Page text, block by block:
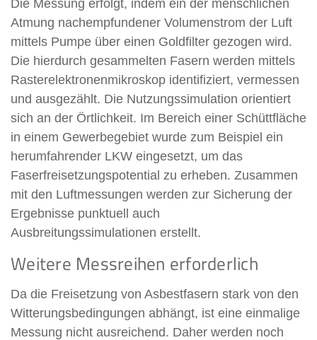
Die Messung erfolgt, indem ein der menschlichen
Atmung nachempfundener Volumenstrom der Luft
mittels Pumpe über einen Goldfilter gezogen wird.
Die hierdurch gesammelten Fasern werden mittels
Rasterelektronenmikroskop identifiziert, vermessen
und ausgezählt. Die Nutzungssimulation orientiert
sich an der Örtlichkeit. Im Bereich einer Schüttfläche
in einem Gewerbegebiet wurde zum Beispiel ein
herumfahrender LKW eingesetzt, um das
Faserfreisetzungspotential zu erheben. Zusammen
mit den Luftmessungen werden zur Sicherung der
Ergebnisse punktuell auch
Ausbreitungssimulationen erstellt.
Weitere Messreihen erforderlich
Da die Freisetzung von Asbestfasern stark von den
Witterungsbedingungen abhängt, ist eine einmalige
Messung nicht ausreichend. Daher werden noch